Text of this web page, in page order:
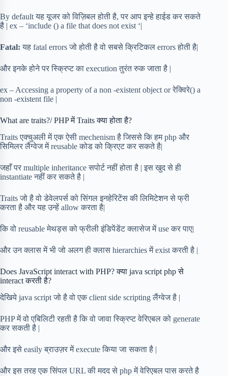
By default यह यूजर को विज़िबल होती है, पर आप इन्हे हाईड कर सकते
है | ex – ‘include () a file that does not exist ‘|
Fatal:यह fatal errors जो होती है वो सबसे क्रिटिकल errors होती है|
और इनके होने पर स्क्रिप्ट का execution तुरंत रुक जाता है |
ex – Accessing a property of a non -existent object or रेक्विरे() a
non -existent file |
What are traits?/ PHP में Traits क्या होता है?
Traits एक्चुअली में एक ऐसी mechenism है जिससे कि हम php और
सिमिलर लैंग्वेज में reusable कोड को क्रिएट कर सकते है|
जहाँ पर multiple inheritance सपोर्ट नहीं होता है | इस खुद से ही
instantiate नहीं कर सकते है |
Traits जो है वो डेवेलपर्स को सिंगल इनहेरिटेंस की लिमिटेशन से फ्री
करता है और यह उन्हें allow करता है|
कि वो reusable मेथड्स को फ्रीली इंडिपेंडेंट क्लासेज में use कर पाए|
और उन क्लास में भी जो अलग ही क्लास hierarchies में exist करती है |
Does JavaScript interact with PHP? क्या java script php से
interact करती है?
देखिये java script जो है वो एक client side scripting लैंग्वेज है |
PHP में वो एबिलिटी रहती है कि वो जावा स्क्रिप्ट वेरिएबल को generate
कर सकती है |
और इसे easily ब्राउज़र में execute किया जा सकता है |
और इस तरह एक सिंपल URL की मदद से php में वेरिएबल पास करते है